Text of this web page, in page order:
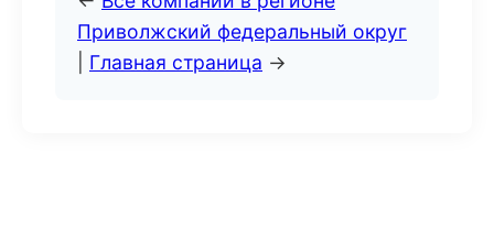
Приволжский федеральный округ
Главная страница →